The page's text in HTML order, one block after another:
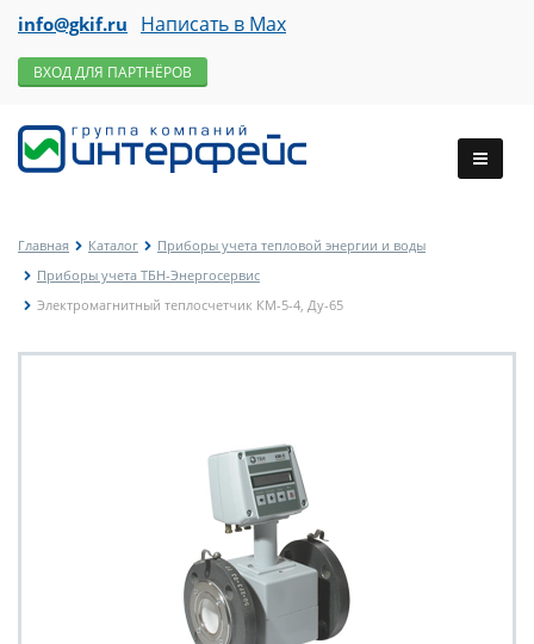
info@gkif.ru Написать в Max
ВХОД ДЛЯ ПАРТНЁРОВ
Главная Каталог
Приборы учета тепловой энергии и воды
Приборы учета ТБН-Энергосервис
Электромагнитный теплосчетчик КМ-5-4, Ду-65